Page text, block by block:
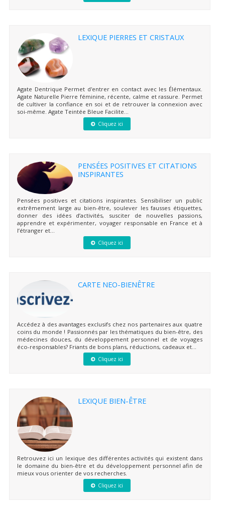
LEXIQUE PIERRES ET CRISTAUX
Agate Dentrique Permet d'entrer en contact avec les Élémentaux.
Agate Naturelle Pierre féminine, récente, calme et rassure. Permet
de cultiver la confiance en soi et de retrouver la connexion avec
soi-même. Agate Teintée Bleue Facilite...
Cliquez ici
PENSÉES POSITIVES ET CITATIONS
INSPIRANTES
Pensées positives et citations inspirantes. Sensibiliser un public
extrêmement large au bien-être, soulever les fausses étiquettes,
donner des idées d’activités, susciter de nouvelles passions,
apprendre et expérimenter, voyager responsable en France et à
l’étranger et...
Cliquez ici
CARTE NEO-BIENÊTRE
Accédez à des avantages exclusifs chez nos partenaires aux quatre
coins du monde ! Passionnés par les thématiques du bien-être, des
médecines douces, du développement personnel et de voyages
éco-responsables? Friants de bons plans, réductions, cadeaux et...
Cliquez ici
LEXIQUE BIEN-ÊTRE
Retrouvez ici un lexique des différentes activités qui existent dans
le domaine du bien-être et du développement personnel afin de
mieux vous orienter de vos recherches.
Cliquez ici